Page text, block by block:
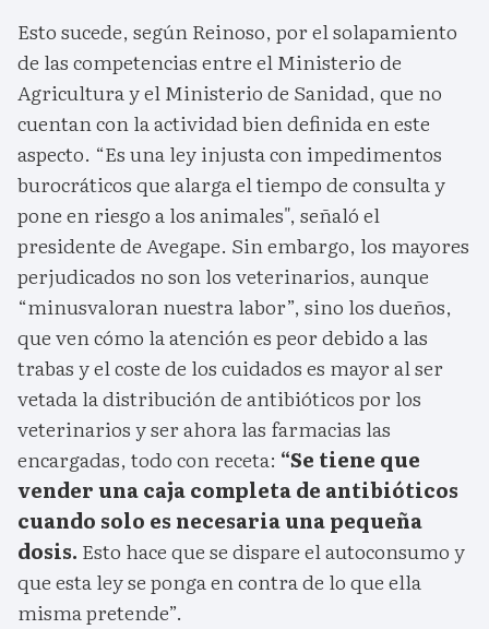
Esto sucede, según Reinoso, por el solapamiento
de las competencias entre el Ministerio de
Agricultura y el Ministerio de Sanidad, que no
cuentan con la actividad bien definida en este
aspecto. “Es una ley injusta con impedimentos
burocráticos que alarga el tiempo de consulta y
pone en riesgo a los animales", señaló el
presidente de Avegape. Sin embargo, los mayores
perjudicados no son los veterinarios, aunque
“minusvaloran nuestra labor”, sino los dueños,
que ven cómo la atención es peor debido a las
trabas y el coste de los cuidados es mayor al ser
vetada la distribución de antibióticos por los
veterinarios y ser ahora las farmacias las
encargadas, todo con receta: “Se tiene que
vender una caja completa de antibióticos
cuando solo es necesaria una pequeña
dosis. Esto hace que se dispare el autoconsumo y
que esta ley se ponga en contra de lo que ella
misma pretende”.